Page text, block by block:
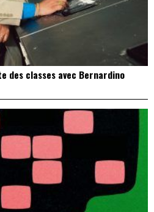
des classes avec Bernardino